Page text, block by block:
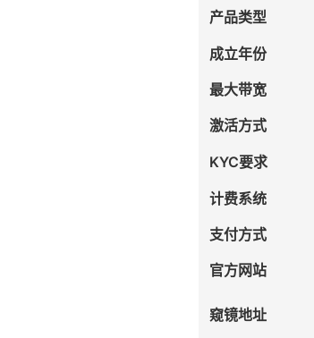
产品类型
成立年份
最大带宽
激活方式
KYC要求
计费系统
支付方式
官方网站
窥镜地址